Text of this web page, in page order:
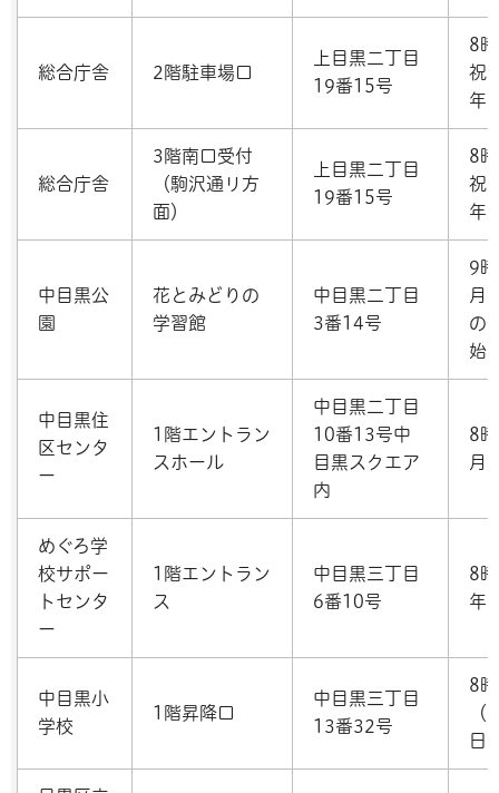
総合庁舎 2階駐車場口
上目黒二丁目
19番15号
8
祝
年
総合庁舎
3階南口受付
（駒沢通リ方
面）
上目黒二丁目
19番15号
8
祝
年
中目黒公
園
花とみどりの
学習館
中目黒二丁目
3番14号
9
月
の
始
中目黒住
区センタ
ー
1階エントラン
スホール
中目黒二丁目
10番13号中
目黒スクエア
内
8
月
めぐろ学
校サポー
トセンタ
ー
1階エントラン
ス
中目黒三丁目
6番10号
8
年
中目黒小
学校
1階昇降口
中目黒三丁目
13番32号
8
（
日